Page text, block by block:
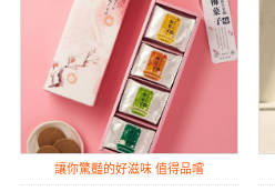
讓你驚豔的好滋味 值得品嚐